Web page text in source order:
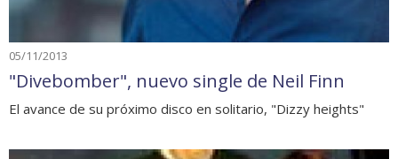
05/11/2013
"Divebomber", nuevo single de Neil Finn
El avance de su próximo disco en solitario, "Dizzy heights"